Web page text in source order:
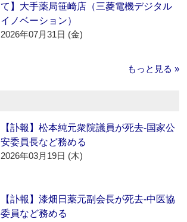
て】大手薬局笹崎店（三菱電機デジタル
イノベーション）
2026年07月31日 (金)
もっと見る »
【訃報】松本純元衆院議員が死去‐国家公
安委員長など務める
2026年03月19日 (木)
【訃報】漆畑日薬元副会長が死去‐中医協
委員など務める